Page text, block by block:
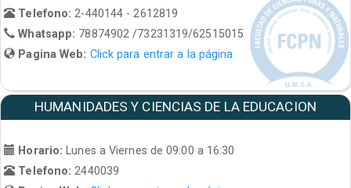
Telefono: 2-440144 - 2612819
Whatsapp: 78874902 /73231319/62515015
Pagina Web: Click para entrar a la página
HUMANIDADES Y CIENCIAS DE LA EDUCACION
Horario: Lunes a Viernes de 09:00 a 16:30
Telefono:2440039